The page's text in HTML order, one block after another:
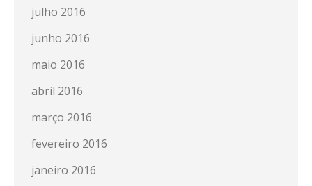
julho 2016
junho 2016
maio 2016
abril 2016
março 2016
fevereiro 2016
janeiro 2016